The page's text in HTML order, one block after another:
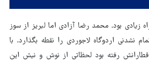
بود. محمد رضا آزادی اما لبریز از سوز
نشدنی اردوگاه لاجوردی را نقطه بگذارد. با
رفته بود لحظاتی از نوش و نیش این